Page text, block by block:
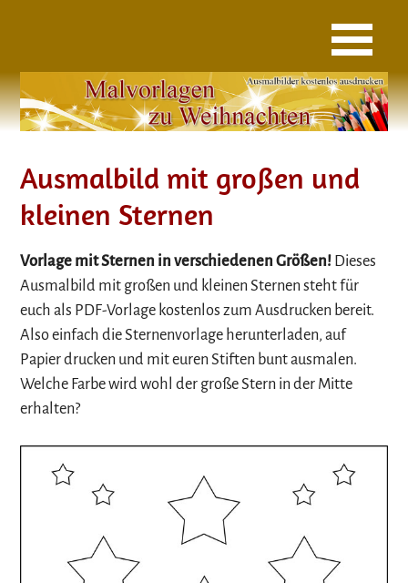
Ausmalbild mit großen und
kleinen Sternen
Vorlage mit Sternen in verschiedenen Größen! Dieses
Ausmalbild mit großen und kleinen Sternen steht für
euch als PDF-Vorlage kostenlos zum Ausdrucken bereit.
Also einfach die Sternenvorlage herunterladen, auf
Papier drucken und mit euren Stiften bunt ausmalen.
Welche Farbe wird wohl der große Stern in der Mitte
erhalten?